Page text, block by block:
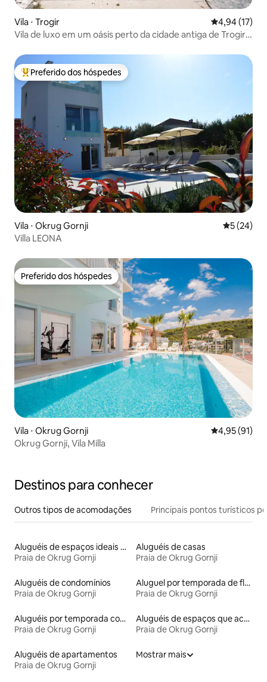
Vila ⋅ Trogir 4,94 de uma
4,94 (17)
Vila de luxo em um oásis perto da cidade antiga de Trogir e
Entre os melhores preferidos dos hóspedes
Preferido dos hóspedes
Vila ⋅ Okrug Gornji 5 de uma
5 (24)
Villa LEONA
Preferido dos hóspedes
Preferido dos hóspedes
Vila ⋅ Okrug Gornji 4,95 de uma
4,95 (91)
Okrug Gornji, Vila Milla
Destinos para conhecer
Outros tipos de acomodações Principais pontos turísticos
Aluguéis de espaços ideais para famílias
Praia de Okrug Gornji
Aluguéis de casas
Praia de Okrug Gornji
Aluguéis de condomínios
Praia de Okrug Gornji
Aluguel por temporada de flats
Praia de Okrug Gornji
Aluguéis por temporada com suítes privativas
Praia de Okrug Gornji
Aluguéis de espaços que aceitam animais de estimação
Praia de Okrug Gornji
Aluguéis de apartamentos
Praia de Okrug Gornji
Mostrar mais